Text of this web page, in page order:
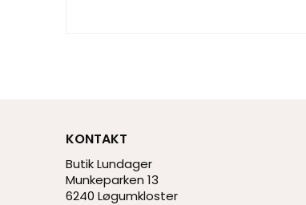
KONTAKT
Butik Lundager
Munkeparken 13
6240 Løgumkloster